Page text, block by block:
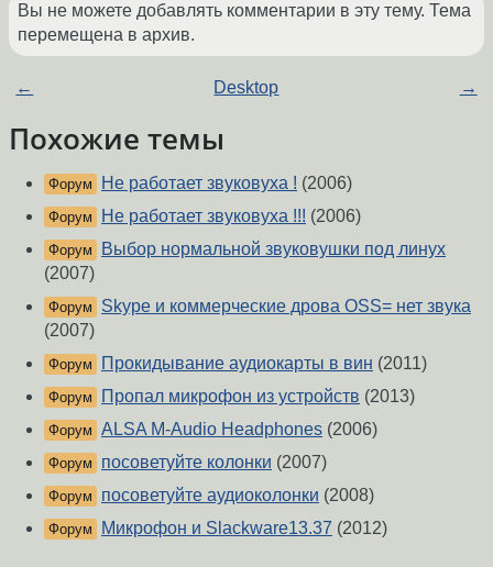
Вы не можете добавлять комментарии в эту тему. Тема
перемещена в архив.
← Desktop →
Похожие темы
Форум Не работает звуковуха ! (2006)
Форум Не работает звуковуха !!! (2006)
Форум
Выбор нормальной звуковушки под линух
(2007)
Форум
Skype и коммерческие дрова OSS= нет звука
(2007)
Форум Прокидывание аудиокарты в вин (2011)
Форум Пропал микрофон из устройств (2013)
Форум ALSA M-Audio Headphones (2006)
Форум посоветуйте колонки (2007)
Форум посоветуйте аудиоколонки (2008)
Форум Микрофон и Slackware13.37 (2012)